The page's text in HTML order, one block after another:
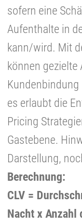
sofern eine
Aufenthalte in
kann/wird. Mit
können
es erlaubt die
Pricing
Gastebene.
Darstellung,
Berechnung:
CLV =
Nacht x Anzahl